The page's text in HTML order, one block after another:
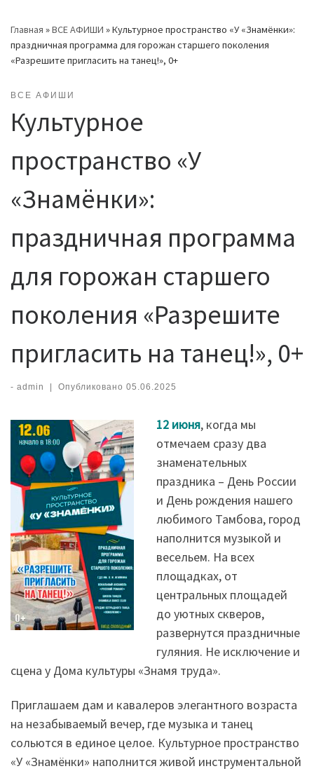
Главная »ВСЕ АФИШИ »Культурное пространство «У «Знамёнки»:
праздничная программа для горожан старшего поколения
«Разрешите пригласить на танец!», 0+
ВСЕ АФИШИ
Культурное
пространство «У
«Знамёнки»:
праздничная программа
для горожан старшего
поколения «Разрешите
пригласить на танец!», 0+
- admin | Опубликовано 05.06.2025
12 июня, когда мы
отмечаем сразу два
знаменательных
праздника – День России
и День рождения нашего
любимого Тамбова, город
наполнится музыкой и
весельем. На всех
площадках, от
центральных площадей
до уютных скверов,
развернутся праздничные
гуляния. Не исключение и
сцена у Дома культуры «Знамя труда».
Приглашаем дам и кавалеров элегантного возраста
на незабываемый вечер, где музыка и танец
сольются в единое целое. Культурное пространство
«У «Знамёнки» наполнится живой инструментальной